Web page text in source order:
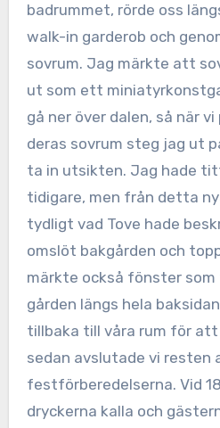
badrummet, rörde oss
walk-in garderob och
sovrum. Jag märkte att
ut som ett
gå ner över dalen, så när
deras sovrum steg jag ut
ta in utsikten. Jag hade
tidigare, men från detta
tydligt vad Tove hade
omslöt bakgården och
märkte också fönster
gården längs hela
tillbaka till våra rum för att
sedan avslutade vi resten
festförberedelserna. Vid
dryckerna kalla och